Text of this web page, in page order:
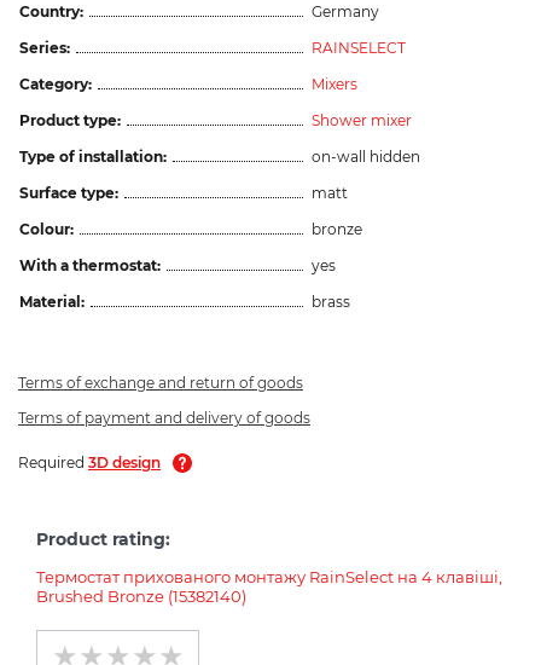
Country:
Germany
Series:
RAINSELECT
Category:
Mixers
Product type:
Shower mixer
Type of installation:
on-wall hidden
Surface type:
matt
Colour:
bronze
With a thermostat:
yes
Material:
brass
Terms of exchange and return of goods
Terms of payment and delivery of goods
Required 3D design
Product rating:
Термостат прихованого монтажу RainSelect на 4 клавіші,
Brushed Bronze (15382140)